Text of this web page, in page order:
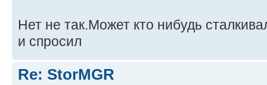
Нет не так.Может кто нибудь
и спросил
Re: StorMGR